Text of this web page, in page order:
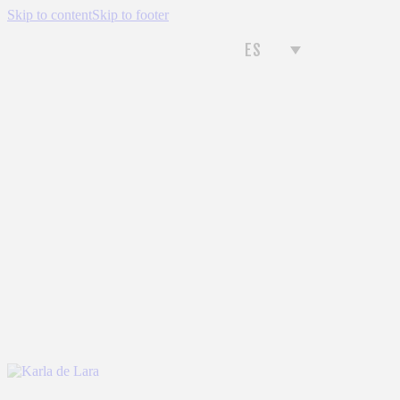
Skip to contentSkip to footer
ES